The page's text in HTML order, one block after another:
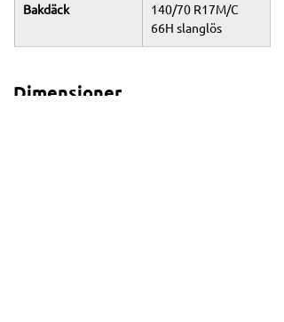
Bakdäck
140/70 R17M/C
66H slanglös
Dimensioner